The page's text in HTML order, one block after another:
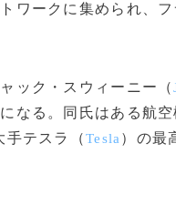
ワークに集められ、
ック・スウィーニー（
なる。同氏はある航
手テスラ（Tesla ）の最